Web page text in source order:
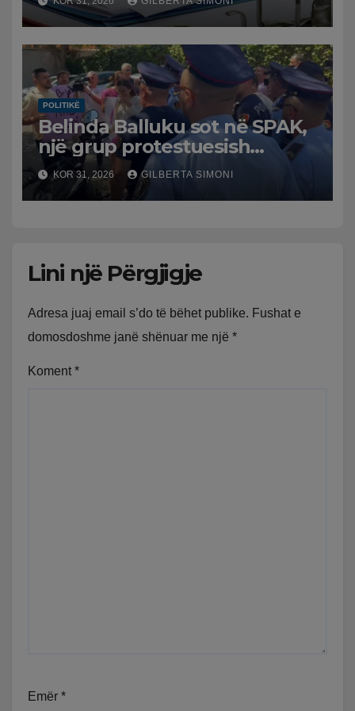
POLITIKË
Belinda Balluku sot në SPAK,
një grup protestuesish
grumbullohen para
Prokurorisë së Posaçme
KOR 31, 2026 GILBERTA SIMONI
Lini një Përgjigje
Adresa juaj email s’do të bëhet publike. Fushat e
domosdoshme janë shënuar me një *
Koment *
Emër *